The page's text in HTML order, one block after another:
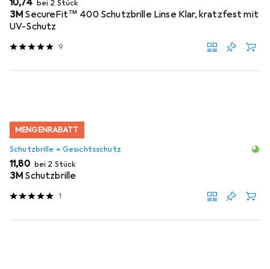
EUR
10,74 bei 2 Stück
3M SecureFit™ 400 Schutzbrille Linse Klar, kratzfest mit
UV-Schutz
9
MENGENRABATT
Schutzbrille + Gesichtsschutz
EUR
11,80 bei 2 Stück
3M Schutzbrille
1